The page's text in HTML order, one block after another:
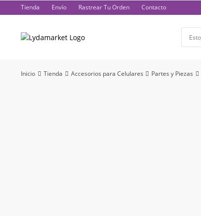
al
Tienda Envío Rastrear Tu Orden Contacto
Inicio Tienda Accesorios para Celulares Partes y Piezas